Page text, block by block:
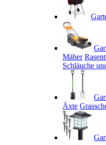
Mäher
Schläuche
Äxte